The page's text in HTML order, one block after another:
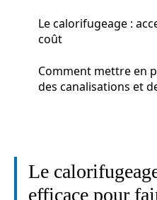
Le calorifugeage :
coût
Comment mettre en
des canalisations et
Le
efficace pour